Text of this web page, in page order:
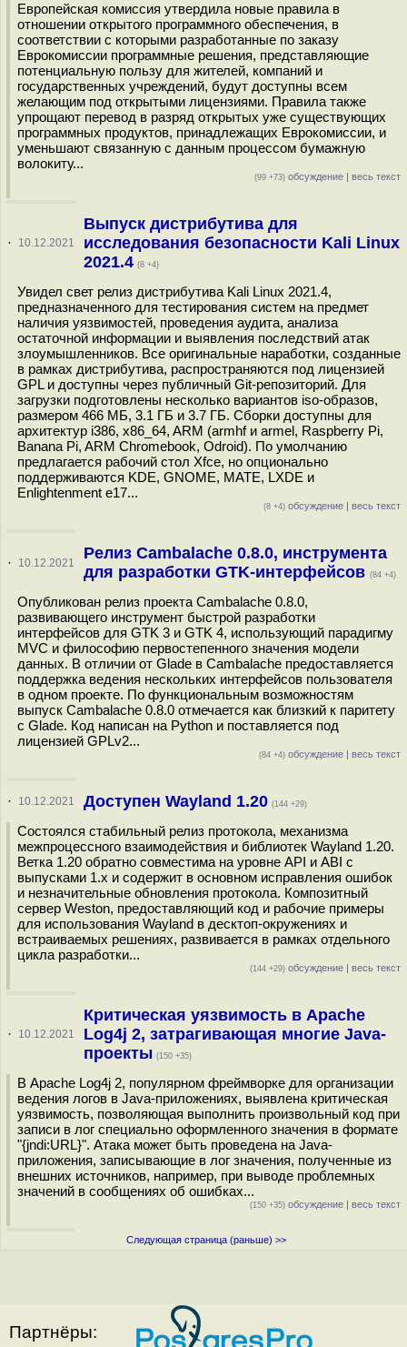
Европейская комиссия утвердила новые правила в
отношении открытого программного обеспечения, в
соответствии с которыми разработанные по заказу
Еврокомиссии программные решения, представляющие
потенциальную пользу для жителей, компаний и
государственных учреждений, будут доступны всем
желающим под открытыми лицензиями. Правила также
упрощают перевод в разряд открытых уже существующих
программных продуктов, принадлежащих Еврокомиссии, и
уменьшают связанную с данным процессом бумажную
волокиту...
(99 +73) обсуждение | весь текст
· 10.12.2021
Выпуск дистрибутива для
исследования безопасности Kali Linux
2021.4 (8 +4)
Увидел свет релиз дистрибутива Kali Linux 2021.4,
предназначенного для тестирования систем на предмет
наличия уязвимостей, проведения аудита, анализа
остаточной информации и выявления последствий атак
злоумышленников. Все оригинальные наработки, созданные
в рамках дистрибутива, распространяются под лицензией
GPL и доступны через публичный Git-репозиторий. Для
загрузки подготовлены несколько вариантов iso-образов,
размером 466 МБ, 3.1 ГБ и 3.7 ГБ. Сборки доступны для
архитектур i386, x86_64, ARM (armhf и armel, Raspberry Pi,
Banana Pi, ARM Chromebook, Odroid). По умолчанию
предлагается рабочий стол Xfce, но опционально
поддерживаются KDE, GNOME, MATE, LXDE и
Enlightenment e17...
(8 +4) обсуждение | весь текст
· 10.12.2021
Релиз Cambalache 0.8.0, инструмента
для разработки GTK-интерфейсов (84 +4)
Опубликован релиз проекта Cambalache 0.8.0,
развивающего инструмент быстрой разработки
интерфейсов для GTK 3 и GTK 4, использующий парадигму
MVC и философию первостепенного значения модели
данных. В отличии от Glade в Cambalache предоставляется
поддержка ведения нескольких интерфейсов пользователя
в одном проекте. По функциональным возможностям
выпуск Cambalache 0.8.0 отмечается как близкий к паритету
с Glade. Код написан на Python и поставляется под
лицензией GPLv2...
(84 +4) обсуждение | весь текст
· 10.12.2021 Доступен Wayland 1.20 (144 +29)
Состоялся стабильный релиз протокола, механизма
межпроцессного взаимодействия и библиотек Wayland 1.20.
Ветка 1.20 обратно совместима на уровне API и ABI с
выпусками 1.x и содержит в основном исправления ошибок
и незначительные обновления протокола. Композитный
сервер Weston, предоставляющий код и рабочие примеры
для использования Wayland в десктоп-окружениях и
встраиваемых решениях, развивается в рамках отдельного
цикла разработки...
(144 +29) обсуждение | весь текст
· 10.12.2021
Критическая уязвимость в Apache
Log4j 2, затрагивающая многие Java-
проекты (150 +35)
В Apache Log4j 2, популярном фреймворке для организации
ведения логов в Java-приложениях, выявлена критическая
уязвимость, позволяющая выполнить произвольный код при
записи в лог специально оформленного значения в формате
"{jndi:URL}". Атака может быть проведена на Java-
приложения, записывающие в лог значения, полученные из
внешних источников, например, при выводе проблемных
значений в сообщениях об ошибках...
(150 +35) обсуждение | весь текст
Следующая страница (раньше) >>
Партнёры: